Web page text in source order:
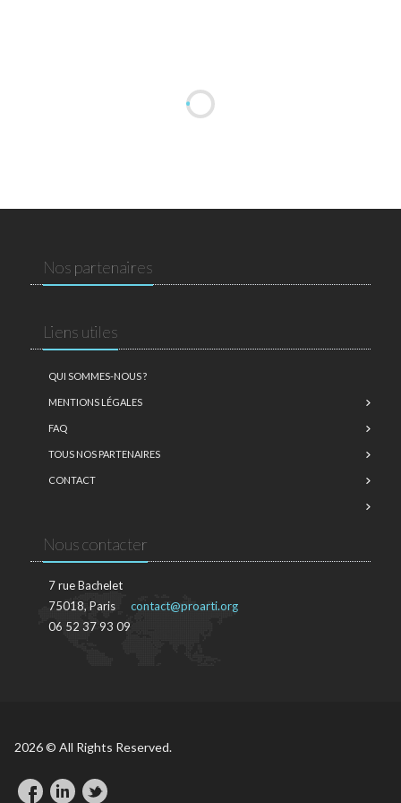
Nos partenaires
Liens utiles
QUI SOMMES-NOUS ?
MENTIONS LÉGALES
FAQ
TOUS NOS PARTENAIRES
CONTACT
Nous contacter
7 rue Bachelet
75018, Paris
06 52 37 93 09
contact@proarti.org
2026 © All Rights Reserved.